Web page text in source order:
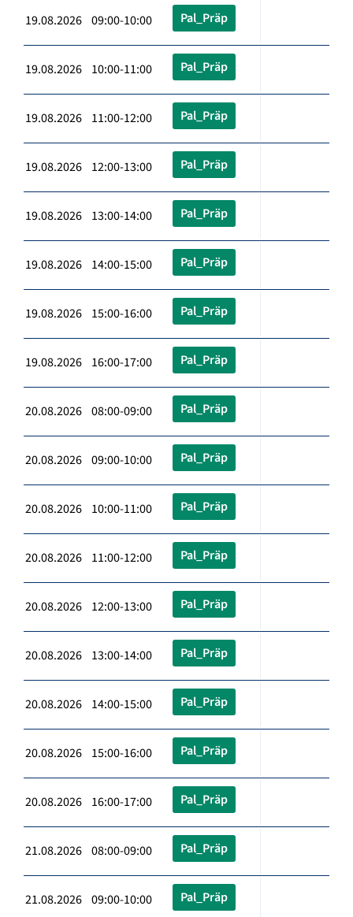
19.08.2026 09:00-10:00 Pal_Präp
19.08.2026 10:00-11:00 Pal_Präp
19.08.2026 11:00-12:00 Pal_Präp
19.08.2026 12:00-13:00 Pal_Präp
19.08.2026 13:00-14:00 Pal_Präp
19.08.2026 14:00-15:00 Pal_Präp
19.08.2026 15:00-16:00 Pal_Präp
19.08.2026 16:00-17:00 Pal_Präp
20.08.2026 08:00-09:00 Pal_Präp
20.08.2026 09:00-10:00 Pal_Präp
20.08.2026 10:00-11:00 Pal_Präp
20.08.2026 11:00-12:00 Pal_Präp
20.08.2026 12:00-13:00 Pal_Präp
20.08.2026 13:00-14:00 Pal_Präp
20.08.2026 14:00-15:00 Pal_Präp
20.08.2026 15:00-16:00 Pal_Präp
20.08.2026 16:00-17:00 Pal_Präp
21.08.2026 08:00-09:00 Pal_Präp
21.08.2026 09:00-10:00 Pal_Präp